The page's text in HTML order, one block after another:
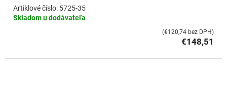
Skladom u dodávateľa
5725-35
€148,51
(€120,74 bez DPH)